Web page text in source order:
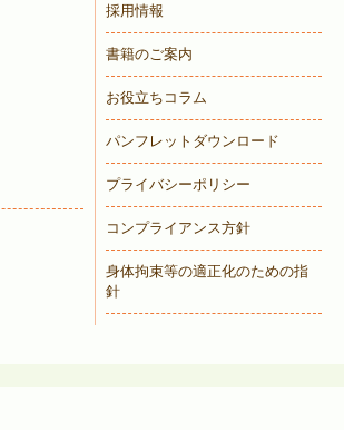
採用情報
書籍のご案内
お役立ちコラム
パンフレットダウンロード
プライバシーポリシー
コンプライアンス方針
身体拘束等の適正化のための指
針